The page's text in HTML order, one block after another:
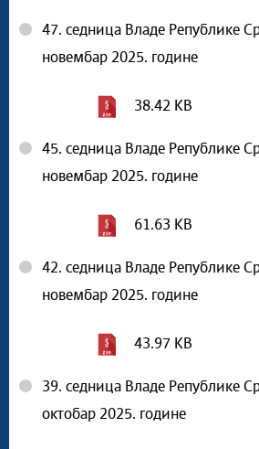
47. седница Владе Републике
новембар 2025. године
38.42 KB
45. седница Владе Републике
новембар 2025. године
61.63 KB
42. седница Владе Републике
новембар 2025. године
43.97 KB
39. седница Владе Републике
октобар 2025. године